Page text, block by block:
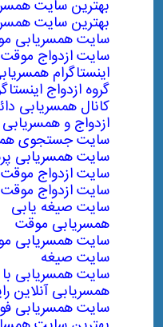
بهترین سایت
بهترین سایت
سایت همسریابی
سایت ازدواج موقت
اینستاگرام
گروه ازدواج
کانال همسریابی
ازدواج و همسریابی
سایت جستجوی
سایت همسریابی
سایت ازدواج موقت
سایت ازدواج موقت
سایت صیغه یابی
همسریابی موقت
سایت همسریابی
سایت صیغه
سایت همسریابی با
همسریابی آنلاین
سایت همسریابی